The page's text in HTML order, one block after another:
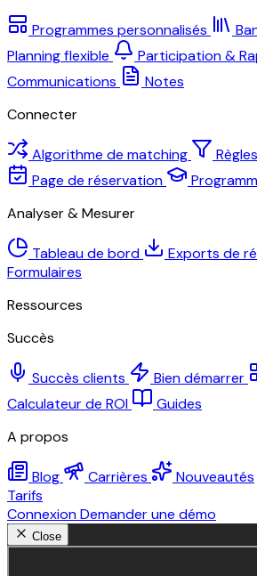
Programmes personnalisés
Planning flexible
Participation &
Communications
Notes
Connecter
Algorithme de matching
Page de réservation
Analyser & Mesurer
Tableau de bord
Exports de
Formulaires
Ressources
Succès
Succès clients Bien démarrer
Calculateur de ROI
Guides
A propos
Blog Carrières
Nouveautés
Tarifs
ConnexionDemander une démo
Close